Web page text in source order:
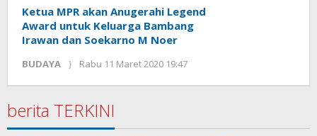
Ketua MPR akan Anugerahi Legend
Award untuk Keluarga Bambang
Irawan dan Soekarno M Noer
BUDAYA Rabu 11 Maret 2020 19:47
berita TERKINI